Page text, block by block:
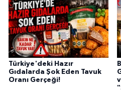
Türkiye'deki Hazır
Gıdalarda Şok Eden Tavuk
Oranı Gerçeği!